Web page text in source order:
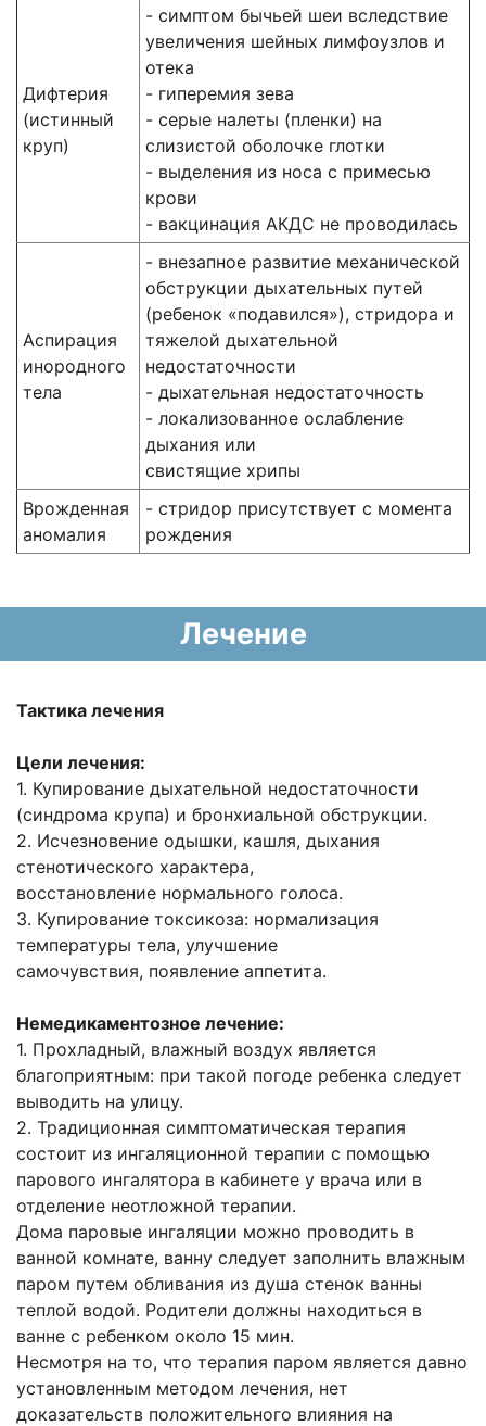
Дифтерия
(истинный
круп)
- симптом бычьей шеи вследствие
увеличения шейных лимфоузлов и
отека
- гиперемия зева
- серые налеты (пленки) на
слизистой оболочке глотки
- выделения из носа с примесью
крови
- вакцинация АКДС не проводилась
Аспирация
инородного
тела
- внезапное развитие механической
обструкции дыхательных путей
(ребенок «подавился»), стридора и
тяжелой дыхательной
недостаточности
- дыхательная недостаточность
- локализованное ослабление
дыхания или
свистящие хрипы
Врожденная
аномалия
- стридор присутствует с момента
рождения
Лечение
Тактика лечения
Цели лечения:
1. Купирование дыхательной недостаточности
(синдрома крупа) и бронхиальной обструкции.
2. Исчезновение одышки, кашля, дыхания
стенотического характера,
восстановление нормального голоса.
3. Купирование токсикоза: нормализация
температуры тела, улучшение
самочувствия, появление аппетита.
Немедикаментозное лечение:
1. Прохладный, влажный воздух является
благоприятным: при такой погоде ребенка следует
выводить на улицу.
2. Традиционная симптоматическая терапия
состоит из ингаляционной терапии с помощью
парового ингалятора в кабинете у врача или в
отделение неотложной терапии.
Дома паровые ингаляции можно проводить в
ванной комнате, ванну следует заполнить влажным
паром путем обливания из душа стенок ванны
теплой водой. Родители должны находиться в
ванне с ребенком около 15 мин.
Несмотря на то, что терапия паром является давно
установленным методом лечения, нет
доказательств положительного влияния на